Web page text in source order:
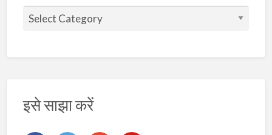
इसे साझा करें